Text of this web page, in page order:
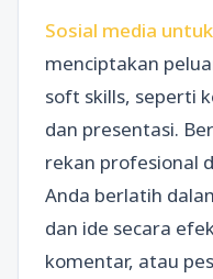
Sosial media
menciptakan
soft skills, seperti
dan presentasi.
rekan profesional
Anda berlatih
dan ide secara
komentar, atau